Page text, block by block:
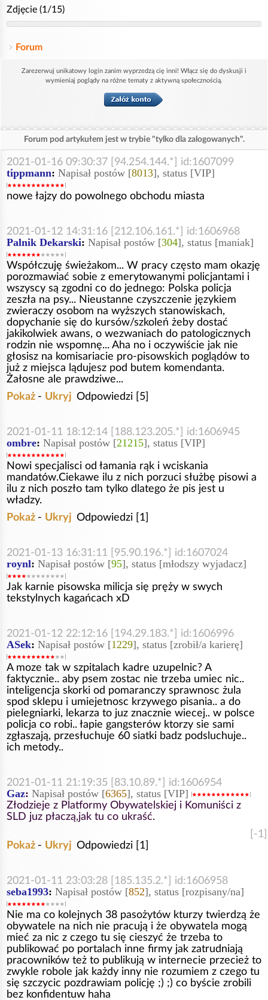
Zdjęcie (1/15)
Forum
Zarezerwuj unikatowy login zanim wyprzedzą cię inni! Włącz się do dyskusji i
wymieniaj poglądy na różne tematy z aktywną społecznością.
Forum pod artykułem jest w trybie "tylko dla zalogowanych".
2021-01-16 09:30:37 [94.254.144.*] id:1607099
tippmann: Napisał postów [8013], status [VIP]
nowe łajzy do powolnego obchodu miasta
2021-01-12 14:31:16 [212.106.161.*] id:1606968
Palnik Dekarski: Napisał postów [304], status [maniak]
Współczuję świeżakom... W pracy często mam okazję
porozmawiać sobie z emerytowanymi policjantami i
wszyscy są zgodni co do jednego: Polska policja
zeszła na psy... Nieustanne czyszczenie językiem
zwieraczy osobom na wyższych stanowiskach,
dopychanie się do kursów/szkoleń żeby dostać
jakikolwiek awans, o wezwaniach do patologicznych
rodzin nie wspomnę... Aha no i oczywiście jak nie
głosisz na komisariacie pro-pisowskich poglądów to
już z miejsca lądujesz pod butem komendanta.
Żałosne ale prawdziwe...
Pokaż - Ukryj Odpowiedzi [5]
2021-01-11 18:12:14 [188.123.205.*] id:1606945
ombre: Napisał postów [21215], status [VIP]
Nowi specjalisci od łamania rąk i wciskania
mandatów.Ciekawe ilu z nich porzuci służbę pisowi a
ilu z nich poszło tam tylko dlatego że pis jest u
władzy.
Pokaż - Ukryj Odpowiedzi [1]
2021-01-13 16:31:11 [95.90.196.*] id:1607024
roynl: Napisał postów [95], status [młodszy wyjadacz]
Jak karnie pisowska milicja się pręży w swych
tekstylnych kagańcach xD
2021-01-12 22:12:16 [194.29.183.*] id:1606996
ASek: Napisał postów [1229], status [zrobił/a karierę]
A moze tak w szpitalach kadre uzupelnic? A
faktycznie.. aby psem zostac nie trzeba umiec nic..
inteligencja skorki od pomaranczy sprawnosc żula
spod sklepu i umiejetnosc krzywego pisania.. a do
pielegniarki, lekarza to juz znacznie wiecej.. w polsce
policja co robi.. łapie gangsterów ktorzy sie sami
zgłaszają, przesłuchuje 60 siatki badz podsluchuje..
ich metody..
2021-01-11 21:19:35 [83.10.89.*] id:1606954
Gaz: Napisał postów [6365], status [VIP]
Złodzieje z Platformy Obywatelskiej i Komuniści z
SLD juz płaczą,jak tu co ukraść.
[-1]
Pokaż - Ukryj Odpowiedzi [1]
2021-01-11 23:03:28 [185.135.2.*] id:1606958
seba1993: Napisał postów [852], status [rozpisany/na]
Nie ma co kolejnych 38 pasożytów kturzy twierdzą że
obywatele na nich nie pracują i że obywatela mogą
mieć za nic z czego tu się cieszyć że trzeba to
publikować po portalach inne firmy jak zatrudniają
pracowników też to publikują w internecie przecież to
zwykle robole jak każdy inny nie rozumiem z czego tu
się szczycic pozdrawiam policję ;) ;) co byście zrobili
bez konfidentuw haha